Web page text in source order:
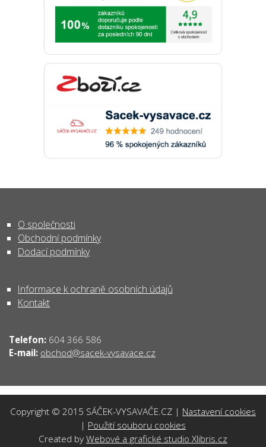
O společnosti
Obchodní podmínky
Dodací podmínky
Informace k ochraně osobních údajů
Kontakt
Telefon: 604 366 586
E-mail: obchod@sacek-vysavace.cz
Copyright © 2015 SÁČEK-VYSAVAČE.CZ | Nastavení cookies
| Použití souboru cookies
Created byWebové a grafické studio Xlibris.cz